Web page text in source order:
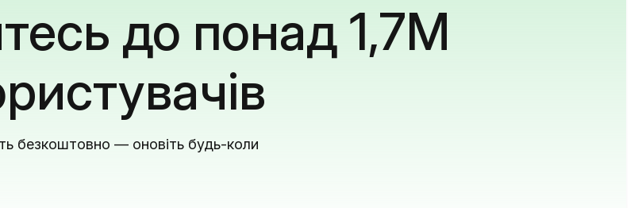
до понад 1,7M
безкоштовно — оновіть будь-коли